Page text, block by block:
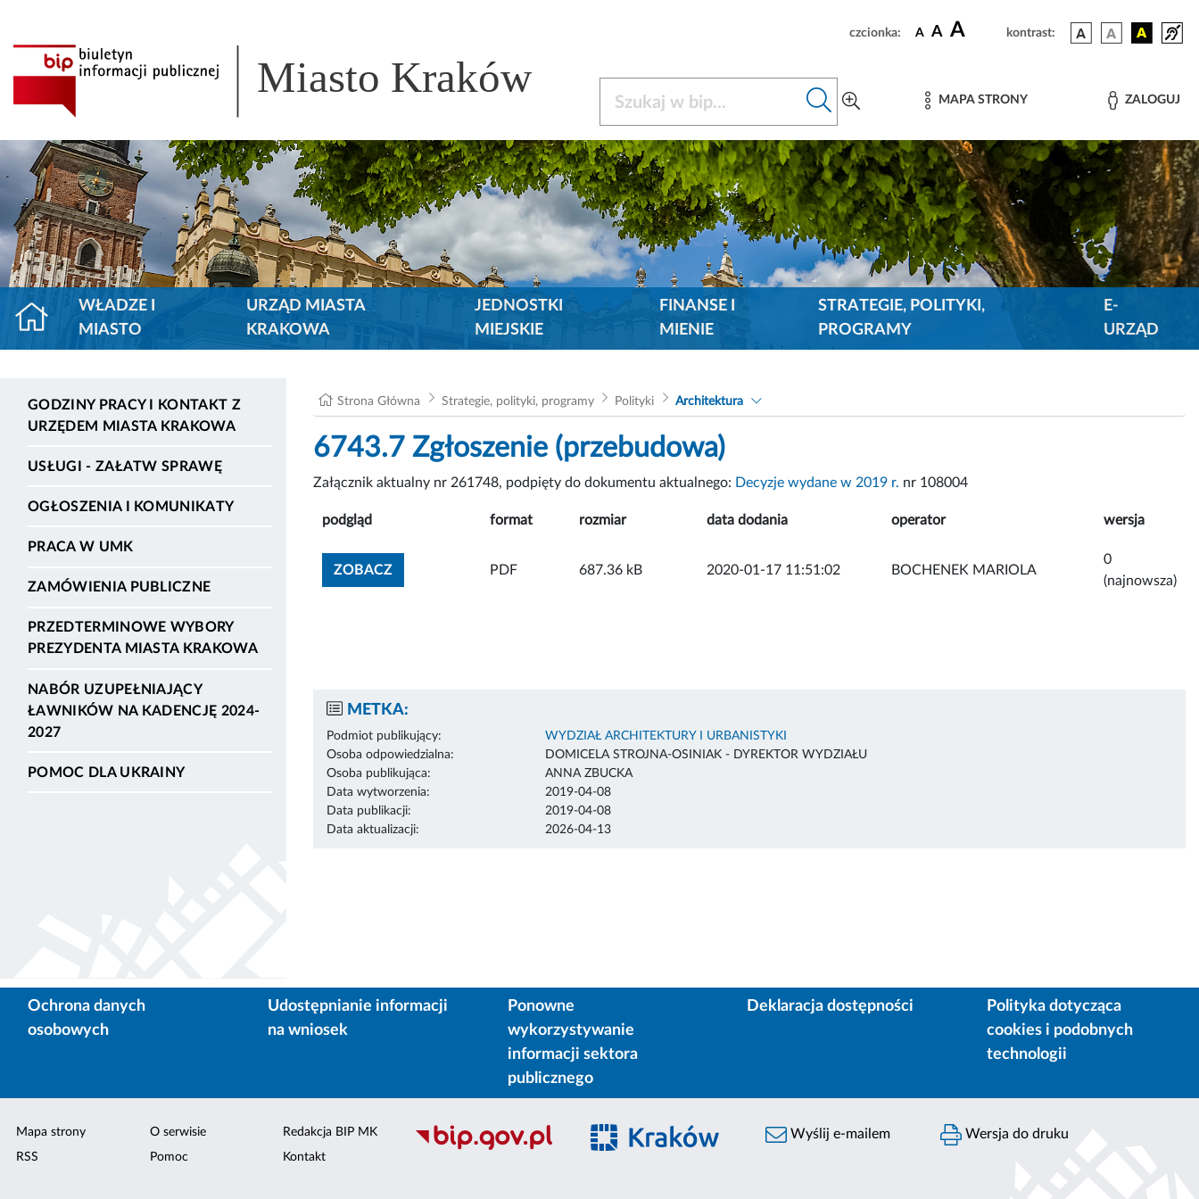
czcionka: A A A kontrast:
Miasto Kraków MAPA STRONY ZALOGUJ
WŁADZE I
MIASTO
URZĄD MIASTA
KRAKOWA
JEDNOSTKI
MIEJSKIE
FINANSE I
MIENIE
STRATEGIE, POLITYKI,
PROGRAMY
E-
URZĄD
GODZINY PRACY I KONTAKT Z
URZĘDEM MIASTA KRAKOWA
USŁUGI - ZAŁATW SPRAWĘ
OGŁOSZENIA I KOMUNIKATY
PRACA W UMK
ZAMÓWIENIA PUBLICZNE
PRZEDTERMINOWE WYBORY
PREZYDENTA MIASTA KRAKOWA
NABÓR UZUPEŁNIAJĄCY
ŁAWNIKÓW NA KADENCJĘ 2024-
2027
POMOC DLA UKRAINY
Strona Główna Strategie, polityki, programy Polityki Architektura
6743.7 Zgłoszenie (przebudowa)
Załącznik aktualny nr 261748, podpięty do dokumentu aktualnego: Decyzje wydane w 2019 r. nr 108004
podgląd format rozmiar data dodania operator wersja
ZOBACZZOBACZ ZAŁĄCZNIK
PDF 687.36 kB 2020-01-17 11:51:02 BOCHENEK MARIOLA
0
(najnowsza)
METKA:
Podmiot publikujący:
WYDZIAŁ ARCHITEKTURY I URBANISTYKI
Osoba odpowiedzialna:
DOMICELA STROJNA-OSINIAK - DYREKTOR WYDZIAŁU
Osoba publikująca:
ANNA ZBUCKA
Data wytworzenia:
2019-04-08
Data publikacji:
2019-04-08
Data aktualizacji:
2026-04-13
Ochrona danych
osobowych
Udostępnianie informacji
na wniosek
Ponowne
wykorzystywanie
informacji sektora
publicznego
Deklaracja dostępności
Polityka dotycząca
cookies i podobnych
technologii
Mapa strony
RSS
O serwisie
Pomoc
Redakcja BIP MK
Kontakt
Wyślij e-mailem Wersja do druku